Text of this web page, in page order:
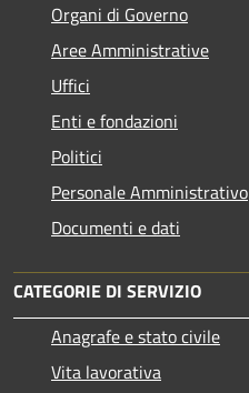
Organi di Governo
Aree Amministrative
Uffici
Enti e fondazioni
Politici
Personale Amministrativo
Documenti e dati
CATEGORIE DI SERVIZIO
Anagrafe e stato civile
Vita lavorativa